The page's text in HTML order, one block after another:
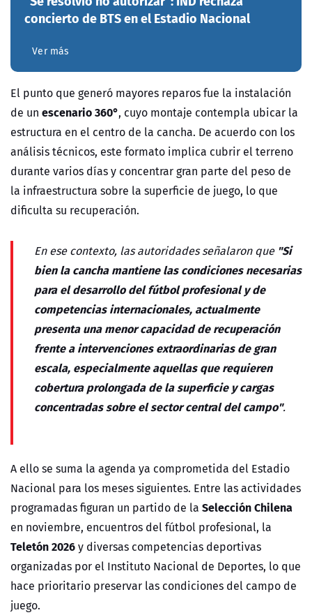
concierto de BTS en el Estadio Nacional
Ver más
El punto que generó mayores reparos fue la instalación
de un escenario 360°, cuyo montaje contempla ubicar la
estructura en el centro de la cancha. De acuerdo con los
análisis técnicos, este formato implica cubrir el terreno
durante varios días y concentrar gran parte del peso de
la infraestructura sobre la superficie de juego, lo que
dificulta su recuperación.
En ese contexto, las autoridades señalaron que "Si
bien la cancha mantiene las condiciones necesarias
para el desarrollo del fútbol profesional y de
competencias internacionales, actualmente
presenta una menor capacidad de recuperación
frente a intervenciones extraordinarias de gran
escala, especialmente aquellas que requieren
cobertura prolongada de la superficie y cargas
concentradas sobre el sector central del campo".
A ello se suma la agenda ya comprometida del Estadio
Nacional para los meses siguientes. Entre las actividades
programadas figuran un partido de la Selección Chilena
en noviembre, encuentros del fútbol profesional, la
Teletón 2026y diversas competencias deportivas
organizadas por el Instituto Nacional de Deportes, lo que
hace prioritario preservar las condiciones del campo de
juego.